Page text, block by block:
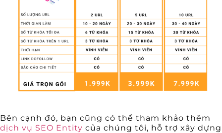
Bên cạnh đó, bạn cũng có thể tham khảo thêm
dịch vụ SEO Entity của chúng tôi, hỗ trợ xây dựng